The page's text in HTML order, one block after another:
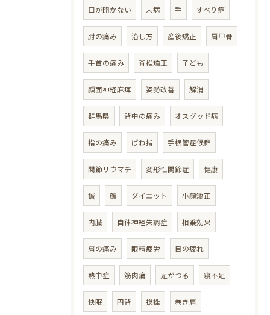
口が開かない 未病 手 すべり症
肘の痛み 治し方 産後矯正 肩甲骨
手首の痛み 脊椎矯正 子ども
顔面神経麻痺 姿勢改善 解消
群馬県 背中の痛み オスグッド病
指の痛み ばね指 手根管症候群
関節リウマチ 変形性関節症 健康
鍼 顔 ダイエット 小顔矯正
内臓 自律神経失調症 相乗効果
肩の痛み 眼精疲労 目の疲れ
熱中症 筋肉痛 足がつる 寝不足
快眠 円背 捻挫 巻き肩